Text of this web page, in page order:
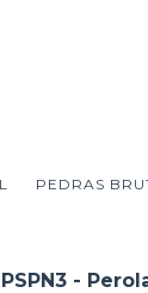
PEDRAS
PSPN3 -